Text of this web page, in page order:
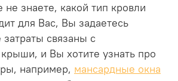
знаете, какой тип кровли
для Вас, Вы задаетесь
связаны с
крыши, и Вы хотите узнать про
например, мансардные окна